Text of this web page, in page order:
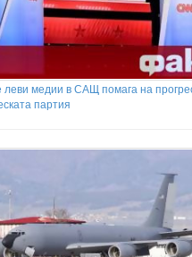
леви медии в САЩ помага на
партия